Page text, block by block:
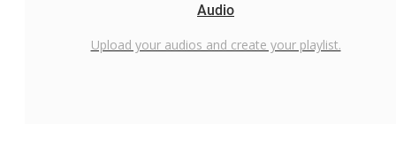
Audio
Upload your audios and create your playlist.